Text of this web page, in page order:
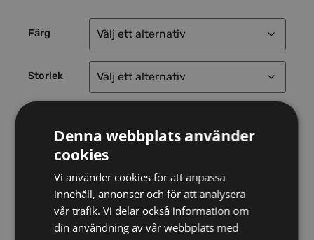
Färg
Storlek
Tips! Se vårstorleksguide.
Lägg till i varukorg
Denna webbplats använder
cookies
Vi använder cookies för att anpassa
innehåll, annonser och för att analysera
vår trafik. Vi delar också information om
din användning av vår webbplats med